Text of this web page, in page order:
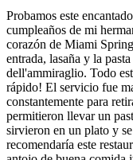
Probamos este
cumpleaños de mi
corazón de Miami
entrada, lasaña y la
dell'ammiraglio. Todo
rápido! El servicio fue
constantemente para
permitieron llevar un
sirvieron en un plato y
recomendaría este